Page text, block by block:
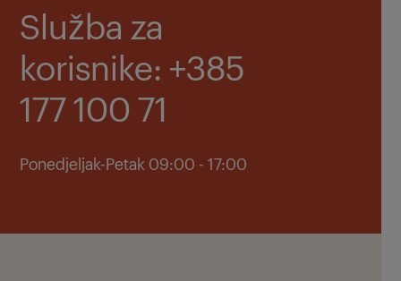
Služba za
korisnike: +385
177 100 71
Ponedjeljak-Petak 09:00 - 17:00